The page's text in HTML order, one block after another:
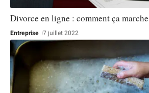
Divorce en ligne : comment ça
Entreprise 7 juillet 2022